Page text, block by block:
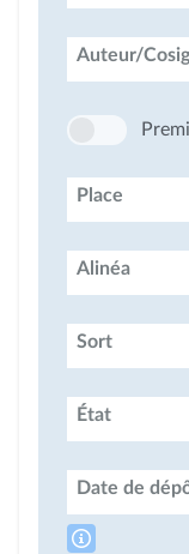
Auteur/
Place
Alinéa
Sort
État
Date de